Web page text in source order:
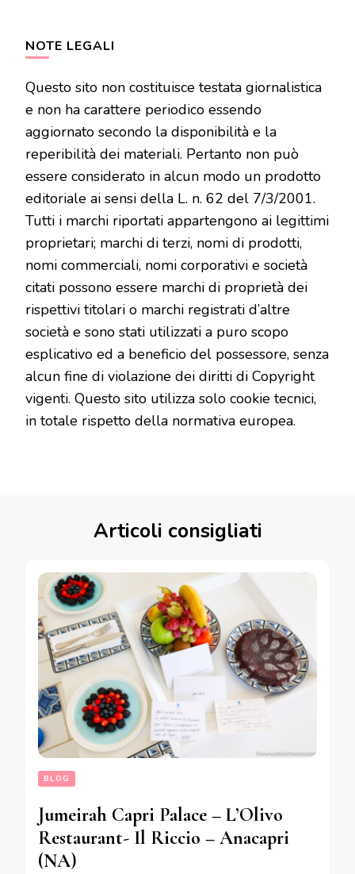
NOTE LEGALI
Questo sito non costituisce testata giornalistica
e non ha carattere periodico essendo
aggiornato secondo la disponibilità e la
reperibilità dei materiali. Pertanto non può
essere considerato in alcun modo un prodotto
editoriale ai sensi della L. n. 62 del 7/3/2001.
Tutti i marchi riportati appartengono ai legittimi
proprietari; marchi di terzi, nomi di prodotti,
nomi commerciali, nomi corporativi e società
citati possono essere marchi di proprietà dei
rispettivi titolari o marchi registrati d’altre
società e sono stati utilizzati a puro scopo
esplicativo ed a beneficio del possessore, senza
alcun fine di violazione dei diritti di Copyright
vigenti. Questo sito utilizza solo cookie tecnici,
in totale rispetto della normativa europea.
Articoli consigliati
BLOG
Jumeirah Capri Palace – L’Olivo
Restaurant- Il Riccio – Anacapri
(NA)